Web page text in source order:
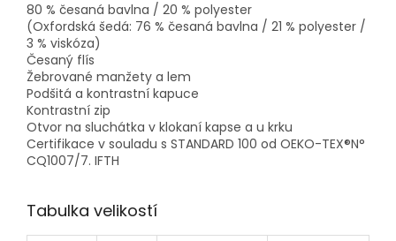
80 % česaná bavlna / 20 % polyester
(Oxfordská šedá: 76 % česaná bavlna / 21 % polyester /
3 % viskóza)
Česaný flís
Žebrované manžety a lem
Podšitá a kontrastní kapuce
Kontrastní zip
Otvor na sluchátka v klokaní kapse a u krku
Certifikace v souladu s STANDARD 100 od OEKO-TEX®N°
CQ1007/7. IFTH
Tabulka velikostí